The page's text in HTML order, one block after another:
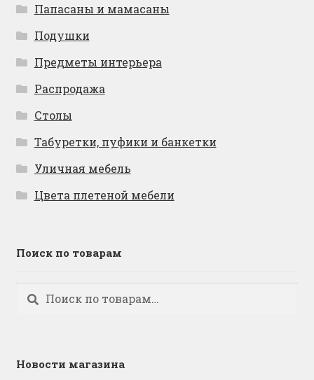
Папасаны и мамасаны
Подушки
Предметы интерьера
Распродажа
Столы
Табуретки, пуфики и банкетки
Уличная мебель
Цвета плетеной мебели
Поиск по товарам
Искать:
Поиск
Новости магазина